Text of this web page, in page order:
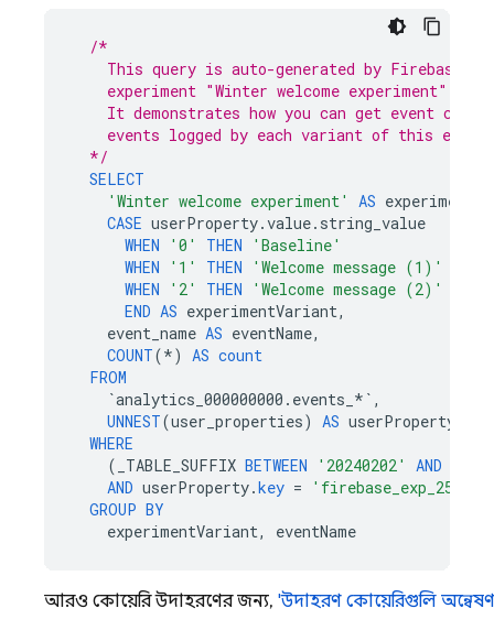
/*
    This query is auto-generated by
Firebase A/
    experiment "Winter welcome experiment".
It demonstrates how you can get event
events logged by each variant of this
  */
SELECT
'Winter welcome experiment'
AS
CASE userProperty.value. string_value
WHEN
'0' THEN
'Baseline'
WHEN
'1' THEN
'Welcome message (1)'
WHEN
'2' THEN
'Welcome message (2)'
END AS experimentVariant,
event_name AS eventName,
COUNT(*) AS count
FROM
`analytics_000000000 . events_ *` ,
UNNEST(user_properties) AS userProperty
WHERE
( _TABLE_SUFFIX BETWEEN '20240202' AND
AND userProperty.key =
'firebase_exp_25'
GROUP BY
experimentVariant, eventName
আরও কোয়েরি উদাহরণের জন্য, 'উদাহরণ কোয়েরিগুলি